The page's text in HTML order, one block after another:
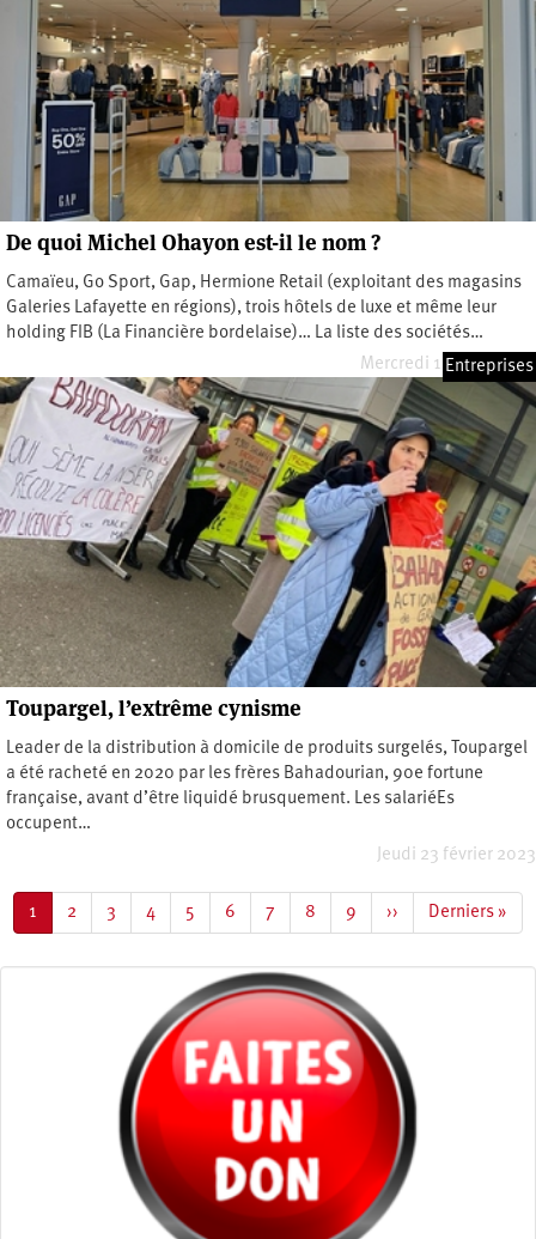
De quoi Michel Ohayon est-il le nom ?
Camaïeu, Go Sport, Gap, Hermione Retail (exploitant des magasins
Galeries Lafayette en régions), trois hôtels de luxe et même leur
holding FIB (La Financière bordelaise)… La liste des sociétés…
Mercredi 15 mars 2023
Entreprises
Toupargel, l’extrême cynisme
Leader de la distribution à domicile de produits surgelés, Toupargel
a été racheté en 2020 par les frères Bahadourian, 90e fortune
française, avant d’être liquidé brusquement. Les salariéEs
occupent…
Jeudi 23 février 2023
Page
courante
1 Page
2 Page
3 Page
4 Page
5 Page
6 Page
7 Page
8 Page
9
Page
suivante
››
Dernière
page
Derniers »